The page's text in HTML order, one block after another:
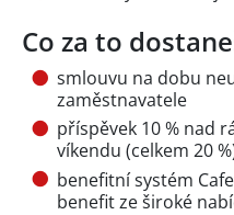
Co za to
smlouvu na dobu
zaměstnavatele
příspěvek 10 % nad
víkendu (celkem 20
benefitní systém
benefit ze široké